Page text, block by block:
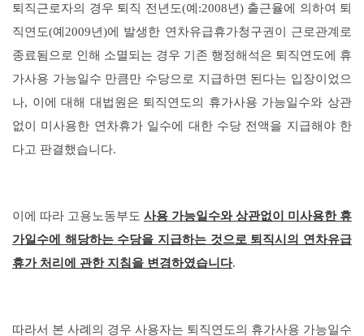
퇴직근로자의 경우 퇴직 전년도(예:2008년) 출근율에 의하여 퇴
직연도(예2009년)에 발생한 연차유급휴가청구권이 근로관계로
종료됨으로 인해 소멸되는 경우 기존 행정해석은 퇴직연도에 휴
가사용 가능일수 만큼만 수당으로 지급하면 된다는 입장이었으
나, 이에 대해 대법원은 퇴직연도의 휴가사용 가능일수와 상관
없이 미사용한 연차휴가 일수에 대한 수당 전액을 지급해야 한
다고 판결했습니다.
이에 따라 고용노동부도 사용 가능일수와 상관없이 미사용한 휴
가일수에 해당하는 수당을 지급하는 것으로 퇴직시의 연차유급
휴가 처리에 관한 지침을 변경하였습니다.
따라서 본 사례의 경우 사용자는 퇴직연도의 휴가사용 가능일수